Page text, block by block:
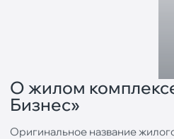
О жилом
Бизнес»
Оригинальное название